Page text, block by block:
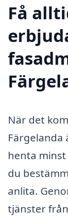
Få
När det
Färgelanda
henta
du
anlita.
tjänster